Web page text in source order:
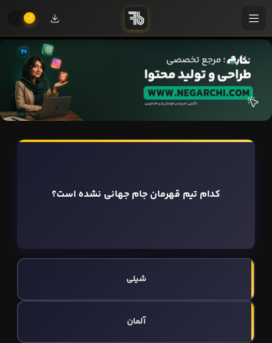
کدام تیم قهرمان جام جهانی نشده است؟
شیلی
آلمان